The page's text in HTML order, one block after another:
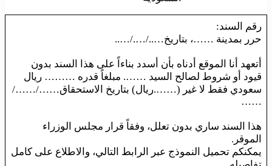
رقم السند:
حرر بمدينة ……، بتاريخ…../…./…..
أتعهد أنا الموقع أدناه بأن أسدد بناءاً على هذا السند بدون
قيود أو شروط لصالح السيد ……. مبلغاً قدره ……… ريال
سعودي فقط لا غير (…….ريال) بتاريخ الاستحقاق……/……/
……
هذا السند ساري بدون تعلل، وفقاً قرار مجلس الوزراء
الموقر.
يمكنكم تحميل النموذج عبر الرابط التالي، والاطلاع على كامل